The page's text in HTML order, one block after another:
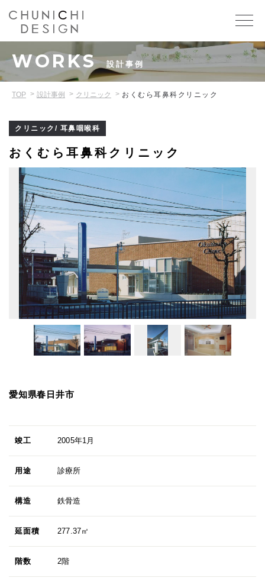
WORKS 設計事例
TOP 設計事例 クリニック おくむら耳鼻科クリニック
クリニック/ 耳鼻咽喉科
おくむら耳鼻科クリニック
愛知県春日井市
竣工 2005年1月
用途 診療所
構造 鉄骨造
延面積 277.37㎡
階数 2階